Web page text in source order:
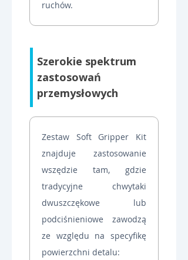
ruchów.
Szerokie spektrum
zastosowań
przemysłowych
Zestaw Soft Gripper Kit
znajduje zastosowanie
wszędzie tam, gdzie
tradycyjne chwytaki
dwuszczękowe lub
podciśnieniowe zawodzą
ze względu na specyfikę
powierzchni detalu: